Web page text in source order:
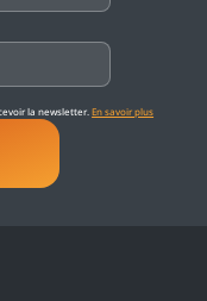
la newsletter.En savoir plus